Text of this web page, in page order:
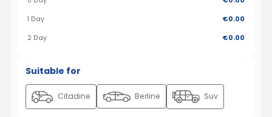
1 Day €0.00
2 Day €0.00
Suitable for
Citadine Berline Suv